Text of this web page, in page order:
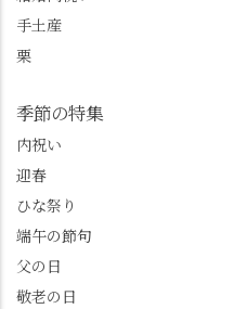
@furufuru_nagaokakyo
物価の値上がりが激し
手土産
栗
季節の特集
内祝い
迎春
ひな祭り
端午の節句
父の日
敬老の日